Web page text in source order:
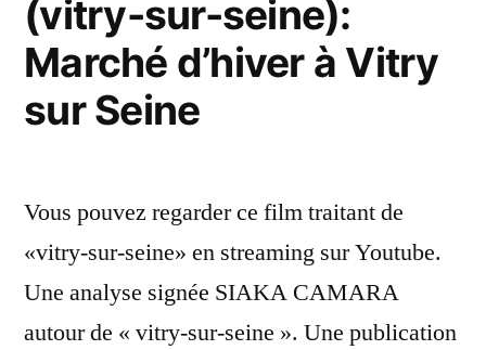
Évry
Courcouronnes »
(vitry-sur-seine):
Marché d’hiver à Vitry
sur Seine
Vous pouvez regarder ce film traitant de
«vitry-sur-seine» en streaming sur Youtube.
Une analyse signée SIAKA CAMARA
autour de « vitry-sur-seine ». Une publication